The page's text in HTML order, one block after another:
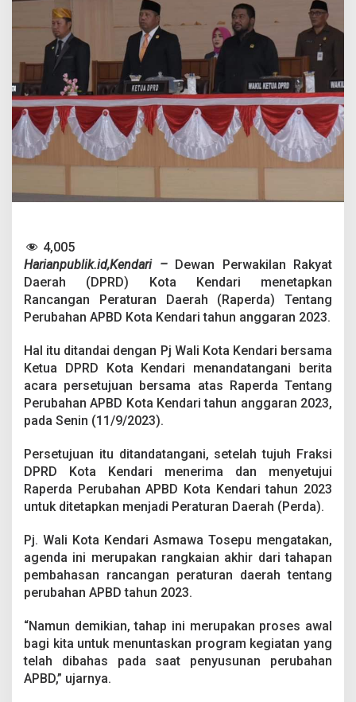
u
a
h
a
n
A
P
K
a
r
i
T
a
u
n
2
0
2
3
4,005
Harianpublik.id,Kendari – Dewan Perwakilan Rakyat
Daerah (DPRD) Kota Kendari menetapkan
Rancangan Peraturan Daerah (Raperda) Tentang
Perubahan APBD Kota Kendari tahun anggaran 2023.
Hal itu ditandai dengan Pj Wali Kota Kendari bersama
Ketua DPRD Kota Kendari menandatangani berita
acara persetujuan bersama atas Raperda Tentang
Perubahan APBD Kota Kendari tahun anggaran 2023,
pada Senin (11/9/2023).
Persetujuan itu ditandatangani, setelah tujuh Fraksi
DPRD Kota Kendari menerima dan menyetujui
Raperda Perubahan APBD Kota Kendari tahun 2023
untuk ditetapkan menjadi Peraturan Daerah (Perda).
Pj. Wali Kota Kendari Asmawa Tosepu mengatakan,
agenda ini merupakan rangkaian akhir dari tahapan
pembahasan rancangan peraturan daerah tentang
perubahan APBD tahun 2023.
“Namun demikian, tahap ini merupakan proses awal
bagi kita untuk menuntaskan program kegiatan yang
telah dibahas pada saat penyusunan perubahan
APBD,” ujarnya.